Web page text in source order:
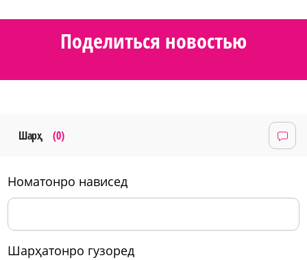
Поделиться новостью
Шарҳ (0)
номатонро нависед
шарҳатонро гузоред